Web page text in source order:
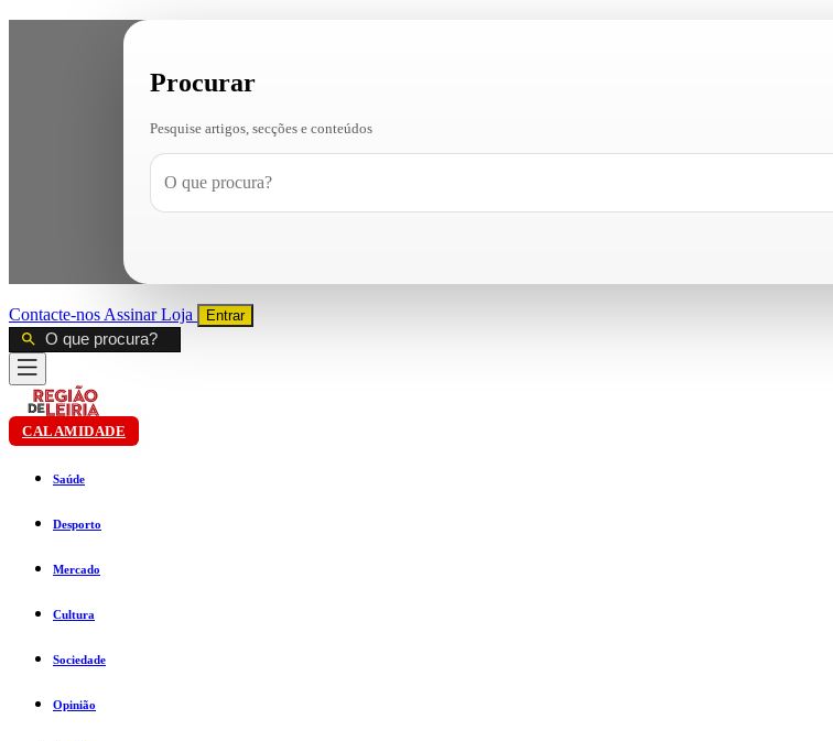
Procurar
Pesquise artigos, secções e conteúdos
Contacte-nos AssinarLoja Entrar
CALAMIDADE
Saúde
Desporto
Mercado
Cultura
Sociedade
Opinião